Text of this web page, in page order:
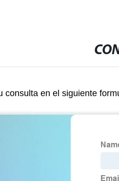
consulta en el siguiente